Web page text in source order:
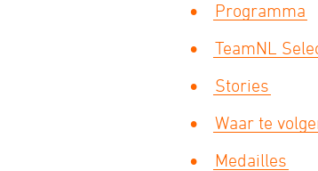
Programma
TeamNL
Stories
Waar te
Medailles